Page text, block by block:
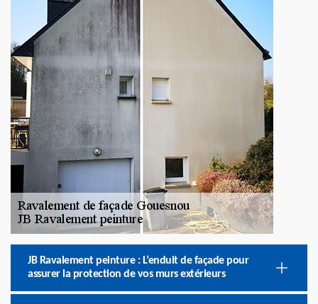
JB Ravalement peinture : L’enduit de façade pour
assurer la protection de vos murs extérieurs